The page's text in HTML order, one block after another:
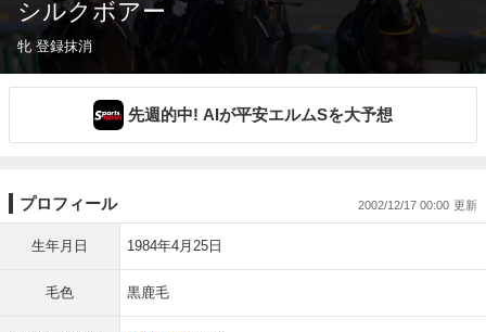
シルクボアー
牝 登録抹消
先週的中! AIが平安エルムSを大予想
プロフィール 2002/12/17 00:00
生年月日 1984年4月25日
毛色 黒鹿毛